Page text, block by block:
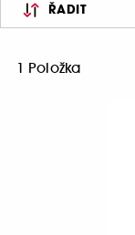
ŘADIT
1 Položka